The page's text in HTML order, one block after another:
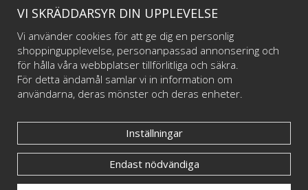
Muggar av högsta kvalitet
Snabb leverans
Trygg betalning
Välkommen till Happy Mug som är Sveriges första och största muggtryckeri av
emaljmuggar till privatpersoner och företag, illustratörer och konstnärer. Vi
© Happy Mug 2025
VI SKRÄDDARSYR DIN UPPLEVELSE
Vi använder cookies för att ge dig en personlig
shoppingupplevelse, personanpassad annonsering och
för hålla våra webbplatser tillförlitliga och säkra.
För detta ändamål samlar vi in information om
användarna, deras mönster och deras enheter.
Inställningar
Endast nödvändiga